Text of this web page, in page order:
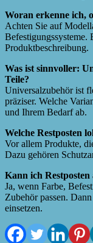
Woran erkenne ich,
Achten Sie auf
Produktbeschreibung.
Was ist sinnvoller:
Teile?
Universalzubehör ist
präziser. Welche
und Ihrem Bedarf ab.
Welche Restposten
Vor allem Produkte,
Dazu gehören
Kann ich
Ja, wenn Farbe,
Zubehör passen.
einsetzen.